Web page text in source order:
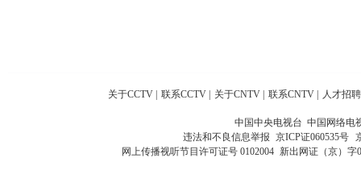
关于CCTV 联系CCTV 关于CNTV 联系CNTV 人才招聘
中国中央电视台 中国网络电
违法和不良信息举报 京ICP证060535号
网上传播视听节目许可证号 0102004 新出网证（京）